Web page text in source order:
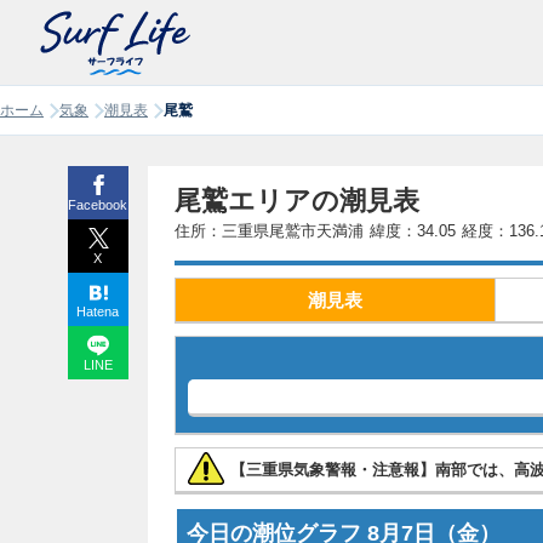
ホーム 気象 潮見表 尾鷲
尾鷲エリアの潮見表
住所：三重県尾鷲市天満浦 緯度：34.05 経度：
潮見表
【三重県気象警報・注意報】南部では、高
今日の潮位グラフ 8月7日 （金）
Facebook
X
Hatena
LINE